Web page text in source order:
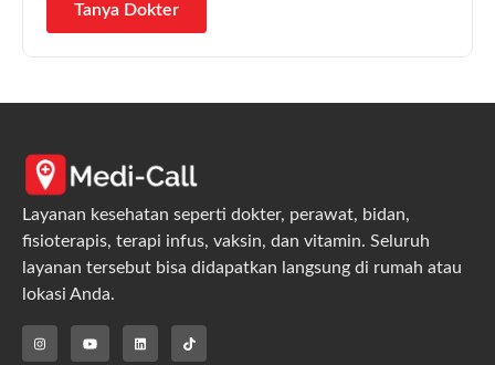
Tanya Dokter
Layanan kesehatan seperti dokter, perawat, bidan,
fisioterapis, terapi infus, vaksin, dan vitamin. Seluruh
layanan tersebut bisa didapatkan langsung di rumah atau
lokasi Anda.